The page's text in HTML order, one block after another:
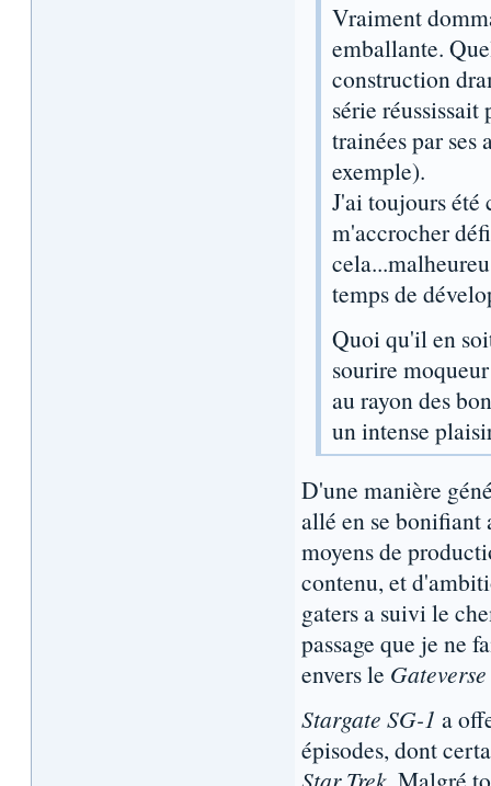
Vraiment
emballante.
construction
série réussissait
trainées par
exemple).
J'ai toujours
m'accrocher
temps de
Quoi qu'il en
sourire
au rayon des
un intense
D'une manière
allé en se bonifiant
moyens de
contenu, et
gaters a suivi le
passage que je ne
envers le Gateverse
Stargate SG-1 a
épisodes, dont